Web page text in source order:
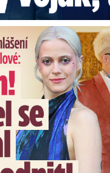
podařilo
ale šokoval jeho
ani potom
tak strašným
jsme na tom tři
200
ulic, málem se
komentoval před
Markovič (†79),
hudebnice Kovalové: